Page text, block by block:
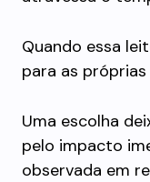
Quando essa
para as
Uma escolha
pelo impacto
observada em